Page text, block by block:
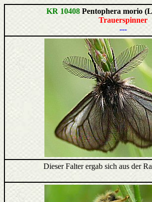
KR 10408 Pentophera morio (L
Trauerspinner
---
Dieser Falter ergab sich aus der